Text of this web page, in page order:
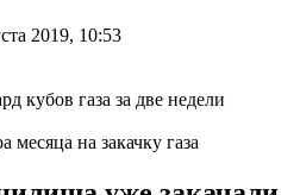
2019, 10:53
на закачку газа